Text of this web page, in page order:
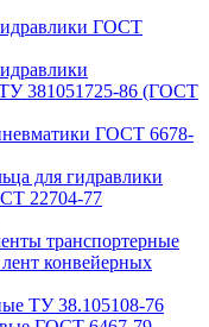
ГОСТ
381051725-86 (ГОСТ
ГОСТ 6678-
для гидравлики
22704-77
транспортерные
конвейерных
ТУ 38.105108-76